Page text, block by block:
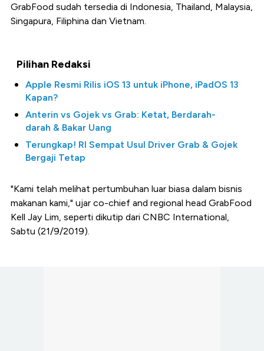
GrabFood sudah tersedia di Indonesia, Thailand, Malaysia,
Singapura, Filiphina dan Vietnam.
Pilihan Redaksi
Apple Resmi Rilis iOS 13 untuk iPhone, iPadOS 13
Kapan?
Anterin vs Gojek vs Grab: Ketat, Berdarah-
darah & Bakar Uang
Terungkap! RI Sempat Usul Driver Grab & Gojek
Bergaji Tetap
"Kami telah melihat pertumbuhan luar biasa dalam bisnis
makanan kami," ujar co-chief and regional head GrabFood
Kell Jay Lim, seperti dikutip dari CNBC International,
Sabtu (21/9/2019).